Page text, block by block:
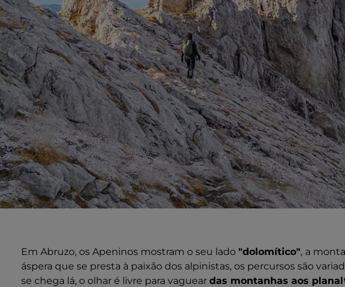
Em Abruzo, os Apeninos mostram o seu lado "dolomítico", a
áspera que se presta à paixão dos alpinistas, os percursos são
se chega lá, o olhar é livre para vaguear das montanhas aos